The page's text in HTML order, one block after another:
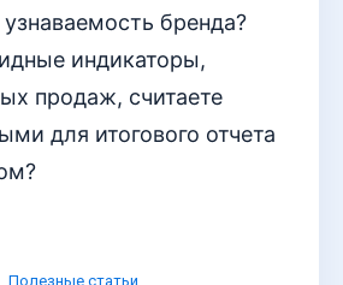
бренда?
индикаторы,
продаж, считаете
для итогового отчета
Полезные статьи